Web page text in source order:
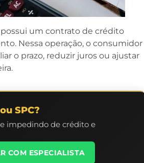
um contrato de crédito
Nessa operação, o consumidor
o prazo, reduzir juros ou ajustar
SPC?
impedindo de crédito e
COM ESPECIALISTA